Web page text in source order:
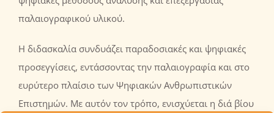
παλαιογραφικού υλικού.
Η διδασκαλία συνδυάζει παραδοσιακές και ψηφιακές
προσεγγίσεις, εντάσσοντας την παλαιογραφία και στο
ευρύτερο πλαίσιο των Ψηφιακών Ανθρωπιστικών
Επιστημών. Με αυτόν τον τρόπο, ενισχύεται η διά βίου